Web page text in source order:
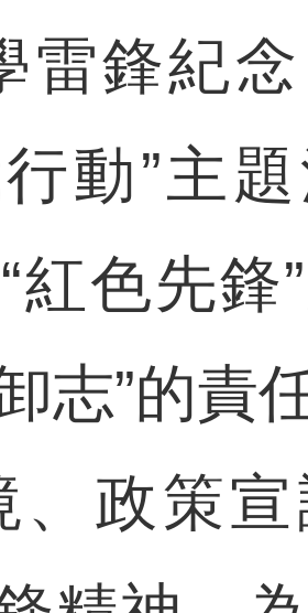
鋒紀念
動”主
色先鋒
志”的責
政策